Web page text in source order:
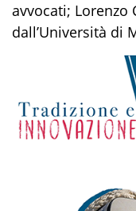
avvocati; Lorenzo
dall’Università di